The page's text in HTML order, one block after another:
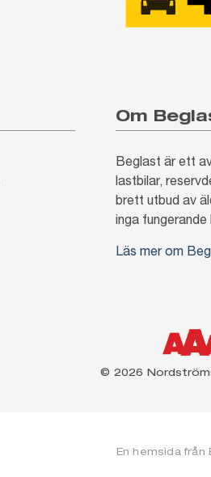
Om
Beglast är ett
lastbilar,
brett utbud av
inga
Läs mer om
© 2026
En hemsida från